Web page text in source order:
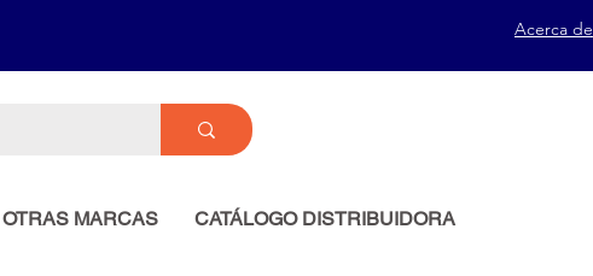
Acerca de
OTRAS MARCAS CATÁLOGO DISTRIBUIDORA